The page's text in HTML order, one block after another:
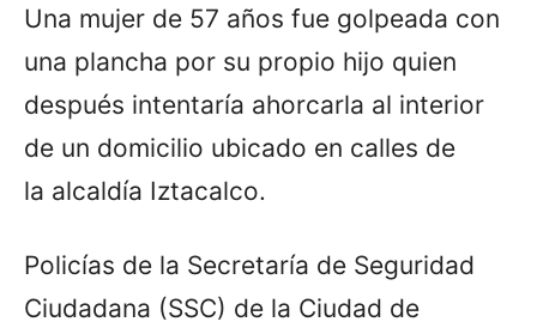
Una mujer de 57 años fue golpeada con
una plancha por su propio hijo quien
después intentaría ahorcarla al interior
de un domicilio ubicado en calles de
la alcaldía Iztacalco.
Policías de la Secretaría de Seguridad
Ciudadana (SSC) de la Ciudad de